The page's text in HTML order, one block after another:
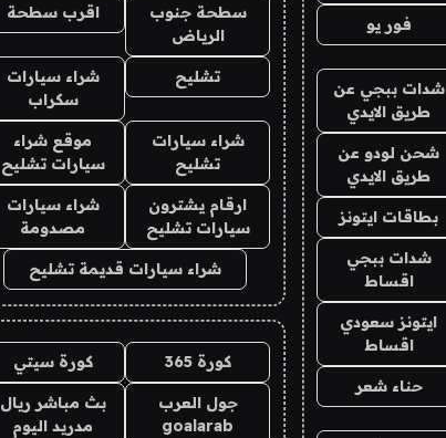
فور يو
شدات ببجي عن
طريق الايدي
شحن لودو عن
طريق الايدي
بطاقات ايتونز
شدات ببجي
اقساط
ايتونز سعودي
اقساط
حناء شعر
سطحة جنوب
الرياض
اقرب سطحة
تشليح
شراء سيارات
سكراب
شراء سيارات
تشليح
موقع شراء
سيارات تشليح
ارقام يشترون
سيارات تشليح
شراء سيارات
مصدومة
شراء سيارات قديمة تشليح
كورة 365 كورة سيتي
جول العرب
goalarab
بث مباشر ريال
مدريد اليوم